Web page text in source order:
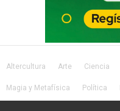
Altercultura Arte Ciencia
Magia y Metafísica Política